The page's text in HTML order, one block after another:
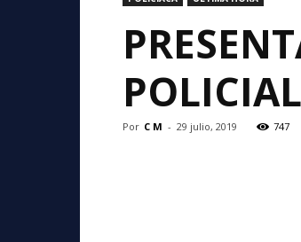
Por C M - 29 julio, 2019 747